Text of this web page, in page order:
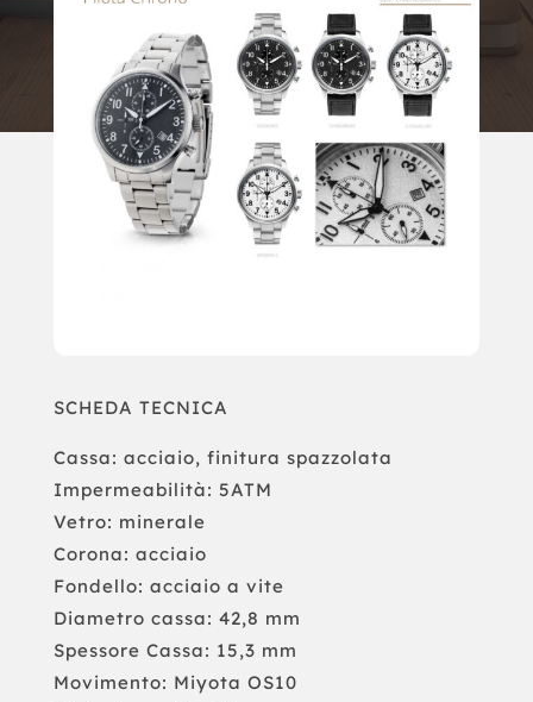
SCHEDA TECNICA
Cassa: acciaio, finitura spazzolata
Impermeabilità: 5ATM
Vetro: minerale
Corona: acciaio
Fondello: acciaio a vite
Diametro cassa: 42,8 mm
Spessore Cassa: 15,3 mm
Movimento: Miyota OS10